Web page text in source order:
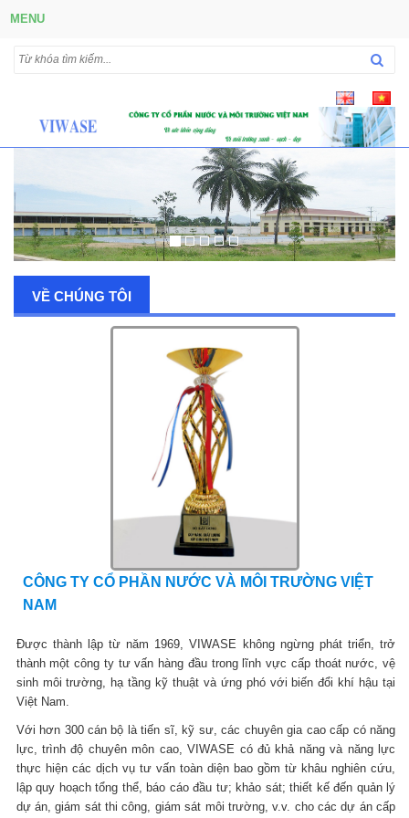
MENU
VỀ CHÚNG TÔI
CÔNG TY CỔ PHẦN NƯỚC VÀ MÔI TRƯỜNG VIỆT
NAM
Được thành lập từ năm 1969, VIWASE không ngừng phát triển, trở
thành một công ty tư vấn hàng đầu trong lĩnh vực cấp thoát nước, vệ
sinh môi trường, hạ tầng kỹ thuật và ứng phó với biến đổi khí hậu tại
Việt Nam.
Với hơn 300 cán bộ là tiến sĩ, kỹ sư, các chuyên gia cao cấp có năng
lực, trình độ chuyên môn cao, VIWASE có đủ khả năng và năng lực
thực hiện các dịch vụ tư vấn toàn diện bao gồm từ khâu nghiên cứu,
lập quy hoạch tổng thể, báo cáo đầu tư; khảo sát; thiết kế đến quản lý
dự án, giám sát thi công, giám sát môi trường, v.v. cho các dự án cấp